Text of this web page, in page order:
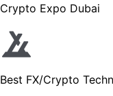
Crypto Expo Dubai
Best FX/Crypto